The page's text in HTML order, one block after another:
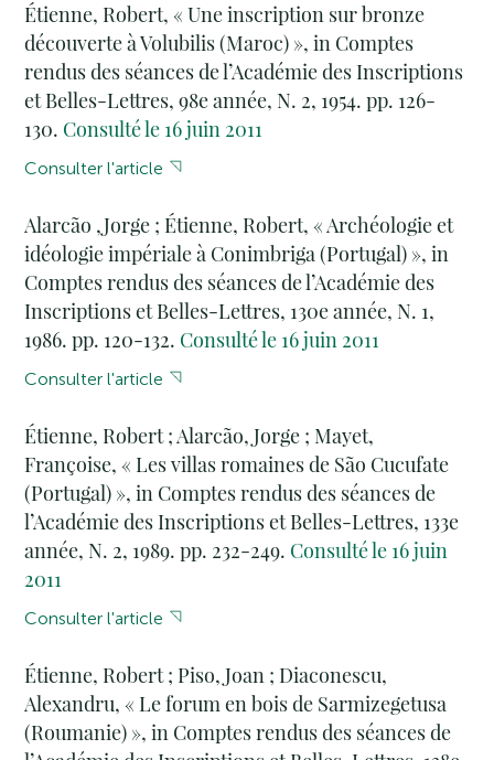
Étienne, Robert, « Une inscription sur bronze
découverte à Volubilis (Maroc) », in Comptes
rendus des séances de l’Académie des Inscriptions
et Belles-Lettres, 98e année, N. 2, 1954. pp. 126-
130. Consulté le 16 juin 2011
Consulter l'article
Alarcão ,Jorge ; Étienne, Robert, « Archéologie et
idéologie impériale à Conimbriga (Portugal) », in
Comptes rendus des séances de l’Académie des
Inscriptions et Belles-Lettres, 130e année, N. 1,
1986. pp. 120-132. Consulté le 16 juin 2011
Consulter l'article
Étienne, Robert ; Alarcão, Jorge ; Mayet,
Françoise, « Les villas romaines de São Cucufate
(Portugal) », in Comptes rendus des séances de
l’Académie des Inscriptions et Belles-Lettres, 133e
année, N. 2, 1989. pp. 232-249. Consulté le 16 juin
2011
Consulter l'article
Étienne, Robert ; Piso, Joan ; Diaconescu,
Alexandru, « Le forum en bois de Sarmizegetusa
(Roumanie) », in Comptes rendus des séances de